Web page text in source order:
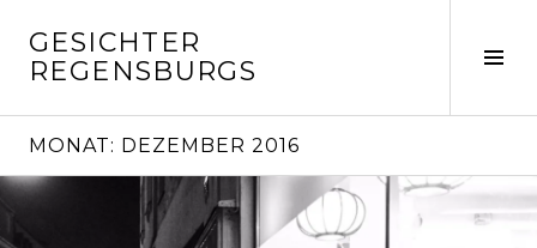
zum
Inhalt
GESICHTER
REGENSBURGS
MONAT: DEZEMBER 2016